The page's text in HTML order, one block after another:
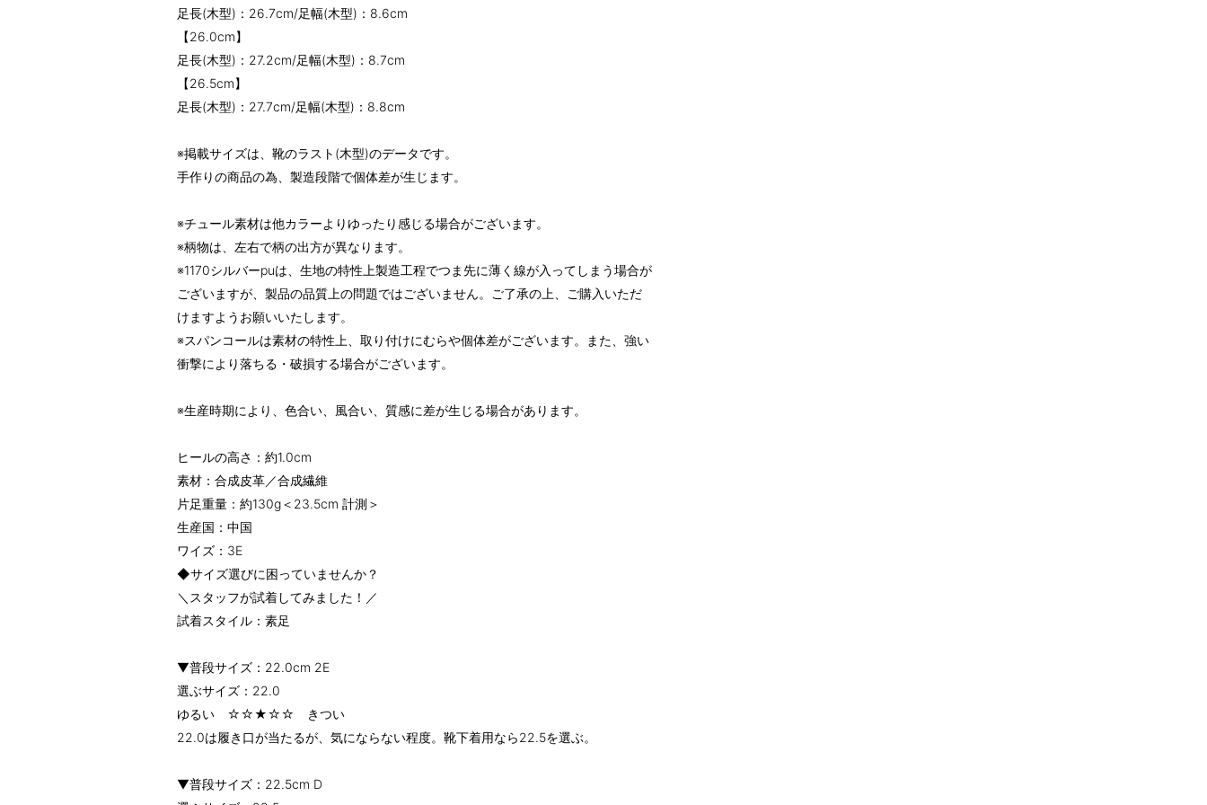
足長(木型)：26.7cm/足幅(木型)：8.6cm
【26.0cm】
足長(木型)：27.2cm/足幅(木型)：8.7cm
【26.5cm】
足長(木型)：27.7cm/足幅(木型)：8.8cm
※掲載サイズは、靴のラスト(木型)のデータです。
手作りの商品の為、製造段階で個体差が生じます。
※チュール素材は他カラーよりゆったり感じる場合がございます。
※柄物は、左右で柄の出方が異なります。
※1170シルバーpuは、生地の特性上製造工程でつま先に薄く線が入ってしまう場合が
ございますが、製品の品質上の問題ではございません。ご了承の上、ご購入いただ
けますようお願いいたします。
※スパンコールは素材の特性上、取り付けにむらや個体差がございます。また、強い
衝撃により落ちる・破損する場合がございます。
※生産時期により、色合い、風合い、質感に差が生じる場合があります。
ヒールの高さ：約1.0cm
素材：合成皮革／合成繊維
片足重量：約130g＜23.5cm 計測＞
生産国：中国
ワイズ：3E
◆サイズ選びに困っていませんか？
＼スタッフが試着してみました！／
試着スタイル：素足
▼普段サイズ：22.0cm 2E
選ぶサイズ：22.0
ゆるい ☆☆★☆☆ きつい
22.0は履き口が当たるが、気にならない程度。靴下着用なら22.5を選ぶ。
▼普段サイズ：22.5cm D